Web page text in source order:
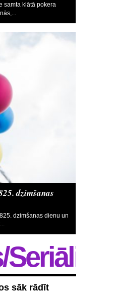
samta klātā pokera
dzimšanas
dzimšanas dienu un
sāk rādīt